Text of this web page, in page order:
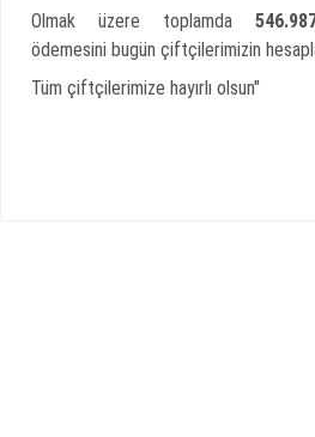
Olmak üzere toplamda
ödemesini bugün çiftçilerimizin
Tüm çiftçilerimize hayırlı olsun"